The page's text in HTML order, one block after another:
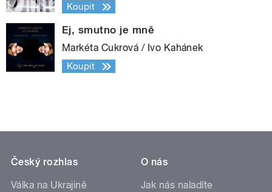
Koupit
Ej, smutno je mně
Markéta Cukrová / Ivo Kahánek
Koupit
Český rozhlas
Válka na Ukrajině
O nás
Jak nás naladíte